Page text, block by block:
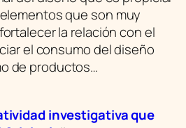
que son muy
la relación con el
el consumo del diseño
de productos…
investigativa que